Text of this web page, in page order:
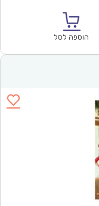
הוספה לסל